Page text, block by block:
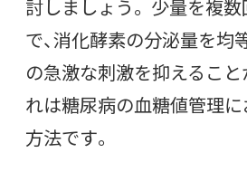
討しましょう。 少量を複
で、消化酵素の分泌量を均
の急激な刺激を抑えること
れは糖尿病の血糖値管理
方法です。